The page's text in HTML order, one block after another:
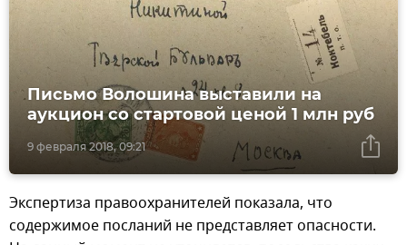
9 февраля 2018, 09:21
Письмо Волошина выставили на
аукцион со стартовой ценой 1 млн руб
Экспертиза правоохранителей показала, что
содержимое посланий не представляет опасности.